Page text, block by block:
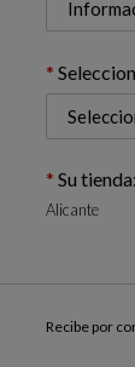
Su tienda:
Alicante
Recibe por